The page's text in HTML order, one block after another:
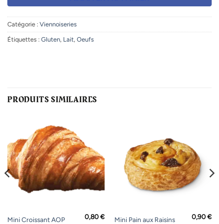
Catégorie : Viennoiseries
Étiquettes : Gluten, Lait, Oeufs
PRODUITS SIMILAIRES
Mini Croissant AOP 0,80€ Mini Pain aux Raisins 0,90€